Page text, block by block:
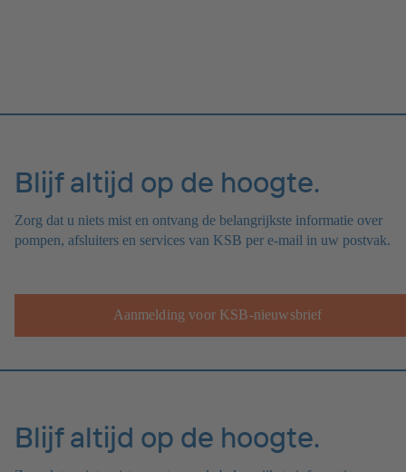
Blijf altijd op de hoogte.
Zorg dat u niets mist en ontvang de belangrijkste informatie over
pompen, afsluiters en services van KSB per e-mail in uw postvak.
Aanmelding voor KSB-nieuwsbrief
Blijf altijd op de hoogte.